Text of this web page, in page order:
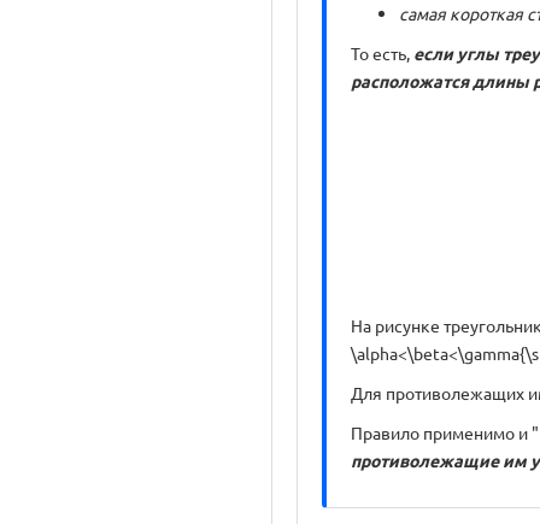
самая короткая
То есть, если углы
расположатся длины
На рисунке
Для противолежащих
Правило применимо и
противолежащие им